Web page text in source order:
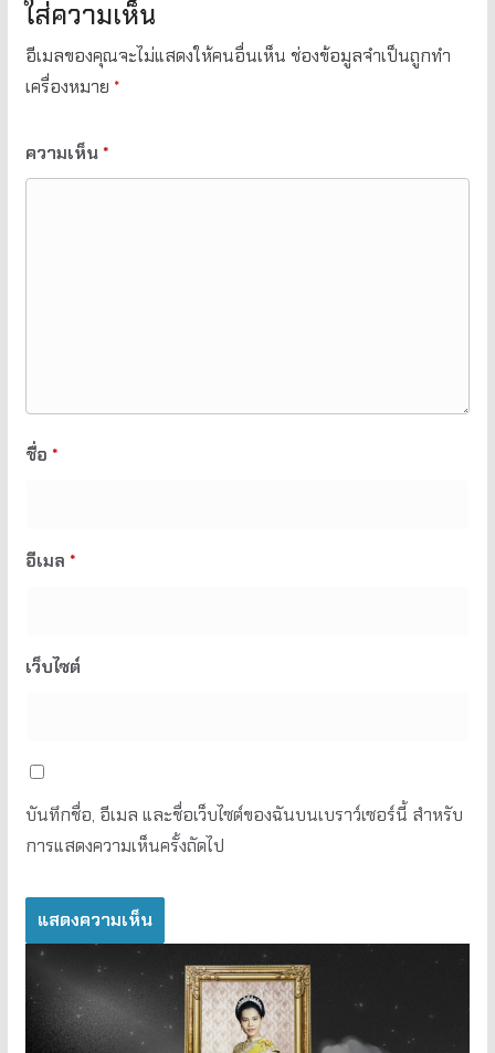
ใส่ความเห็น
อีเมลของคุณจะไม่แสดงให้คนอื่นเห็น ช่องข้อมูลจำเป็นถูกทำ
เครื่องหมาย *
ความเห็น *
ชื่อ *
อีเมล *
เว็บไซต์
บันทึกชื่อ, อีเมล และชื่อเว็บไซต์ของฉันบนเบราว์เซอร์นี้ สำหรับ
การแสดงความเห็นครั้งถัดไป